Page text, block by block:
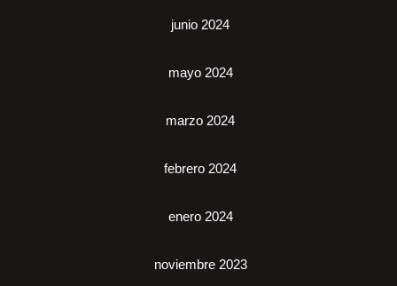
junio 2024
mayo 2024
marzo 2024
febrero 2024
enero 2024
noviembre 2023